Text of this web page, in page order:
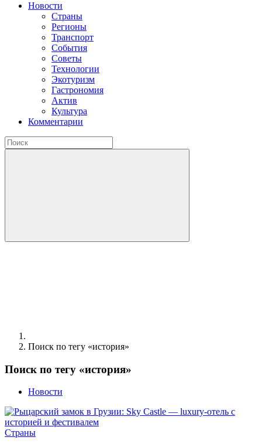
Новости
Страны
Регионы
Транспорт
События
Советы
Технологии
Экотуризм
Гастрономия
Актив
Культура
Комментарии
Поиск по тегу «история»
Поиск по тегу «история»
Новости
Страны